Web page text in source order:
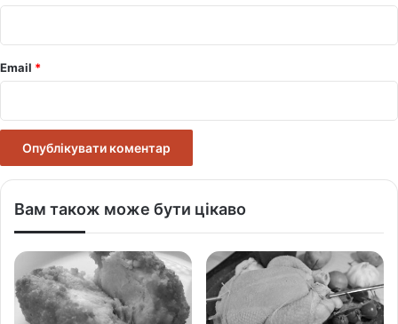
Email *
Вам також може бути цікаво